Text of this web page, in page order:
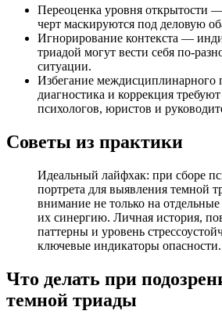
Переоценка уровня открытости
черт маскируются под деловую
Игнорирование контекста —
триадой могут вести себя по-
ситуации.
Избегание междисциплинарного
диагностика и коррекция
психологов, юристов и
Советы из практики
Идеальный лайфхак: при сборе
портрета для выявления темной
внимание не только на
их синергию. Личная история,
паттерны и уровень
ключевые индикаторы опасности.
Что делать при
темной триады